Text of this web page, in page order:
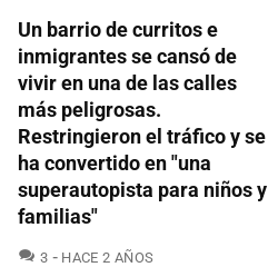
Un barrio de curritos e
inmigrantes se cansó de
vivir en una de las calles
más peligrosas.
Restringieron el tráfico y se
ha convertido en "una
superautopista para niños y
familias"
3 COMENTARIOS
HACE 2 AÑOS